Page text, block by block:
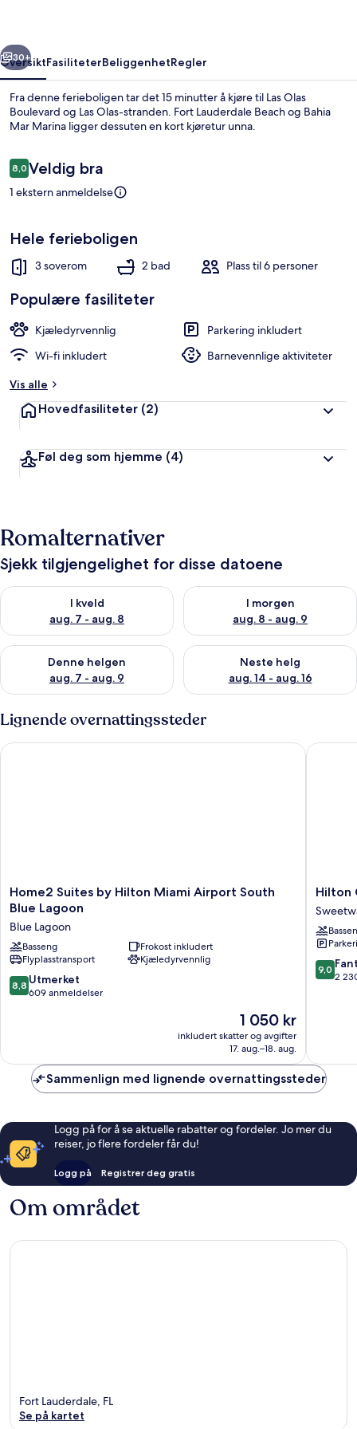
Neste
30+
OversiktFasiliteterBeliggenhetRegler
Fra denne ferieboligen tar det 15 minutter å kjøre til Las Olas
Boulevard og Las Olas-stranden. Fort Lauderdale Beach og Bahia
Mar Marina ligger dessuten en kort kjøretur unna.
Anmeldelser
8,08,0 av 10 –
Veldig bra
1 ekstern anmeldelse
Hele ferieboligen
3 soverom 2 bad Plass til 6 personer
Populære fasiliteter
Kjæledyrvennlig
Parkering inkludert
Wi-fi inkludert
Barnevennlige aktiviteter
Vis alle
Hovedfasiliteter (2)
Føl deg som hjemme (4)
Romalternativer
Sjekk tilgjengelighet for disse datoene
I kveld
aug. 7 - aug. 8
Sjekk tilgjengelighet for i kveld, aug. 7 - aug. 8
I morgen
aug. 8 - aug. 9
Sjekk tilgjengelighet for i
Denne helgen
aug. 7 - aug. 9
Sjekk tilgjengelighet for denne helgen, aug. 7 - aug. 9
Neste helg
aug. 14 - aug. 16
Sjekk tilgjengelighet for neste
Lignende overnattingssteder
Home2
Suites
Hilton
Miami
Airport
South
Blue
Home2 Suites by Hilton Miami Airport South
Blue Lagoon
Blue Lagoon
Basseng
Frokost inkludert
Flyplasstransport
Kjæledyrvennlig
8.8
av
8,8 Utmerket
609 anmeldelser
Prisen
1 050 kr
1 050 kr
inkludert skatter og avgifter
17. aug.–18. aug.
Home2 Suites by Hilton Miami Airport South Blue Lagoon
Hilton
Garden
Inn
Miami
Dolphin
Mall
Hilton
9.0
av
9,0
2
Hilton
Sammenlign med lignende overnattingssteder
Logg på for å se aktuelle rabatter og fordeler. Jo mer du
reiser, jo flere fordeler får du!
Logg på Registrer deg gratis
Om området
Fort Lauderdale, FL
Se på kartet